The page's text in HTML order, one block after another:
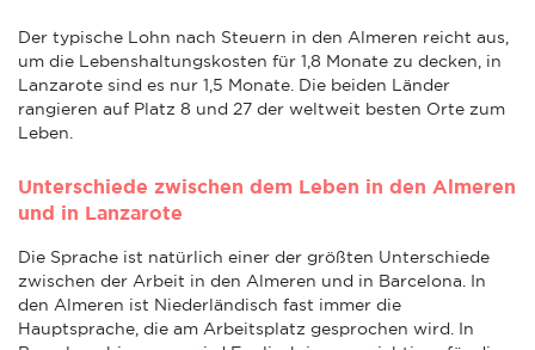
Der typische Lohn nach Steuern in den Almeren reicht aus,
um die Lebenshaltungskosten für 1,8 Monate zu decken, in
Lanzarote sind es nur 1,5 Monate. Die beiden Länder
rangieren auf Platz 8 und 27 der weltweit besten Orte zum
Leben.
Unterschiede zwischen dem Leben in den Almeren
und in Lanzarote
Die Sprache ist natürlich einer der größten Unterschiede
zwischen der Arbeit in den Almeren und in Barcelona. In
den Almeren ist Niederländisch fast immer die
Hauptsprache, die am Arbeitsplatz gesprochen wird. In